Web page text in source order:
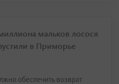
мальков лосося
в Приморье
обеспечить возврат